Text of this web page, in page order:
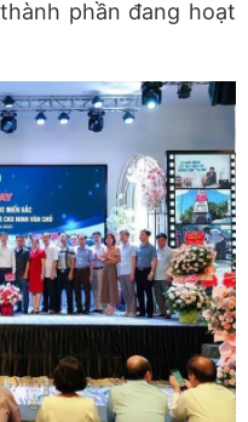
phần đang hoạt